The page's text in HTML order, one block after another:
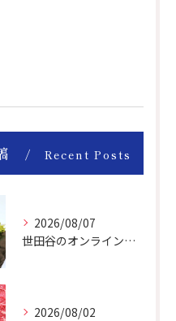
Recent Posts
2026/08/07
世田谷のオンライン肉屋のお肉は美味しいですよ！
2026/08/02